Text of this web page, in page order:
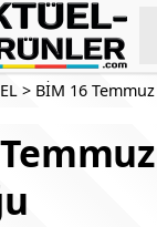
> BİM 16